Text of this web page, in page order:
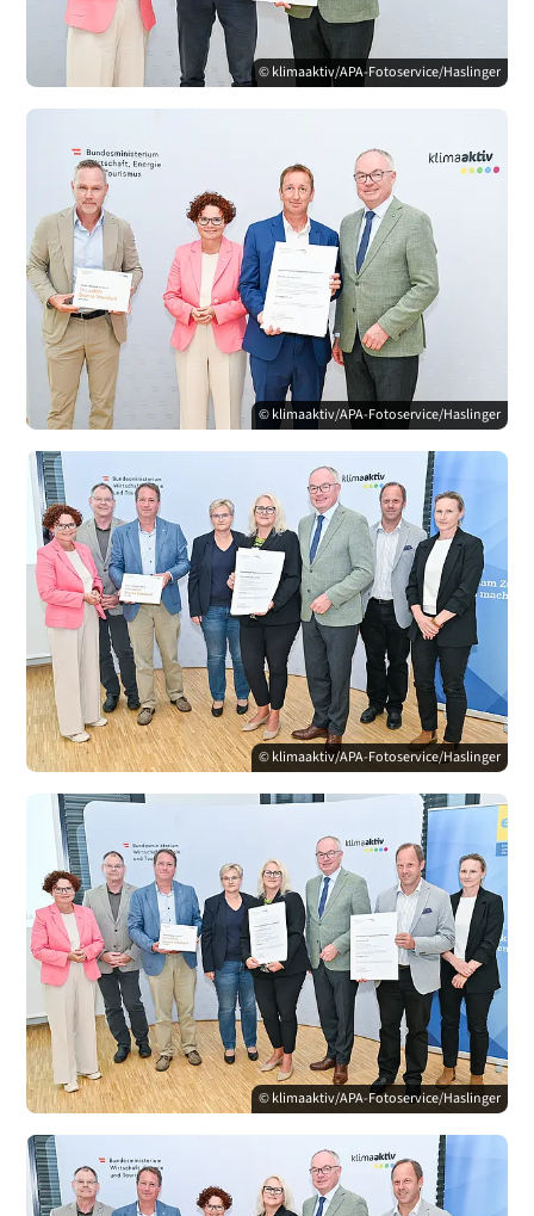
© klimaaktiv/APA-Fotoservice/Haslinger
© klimaaktiv/APA-Fotoservice/Haslinger
© klimaaktiv/APA-Fotoservice/Haslinger
© klimaaktiv/APA-Fotoservice/Haslinger